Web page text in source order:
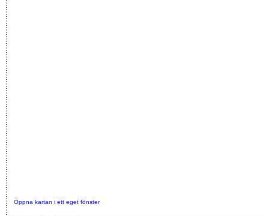
Öppna kartan i ett eget fönster